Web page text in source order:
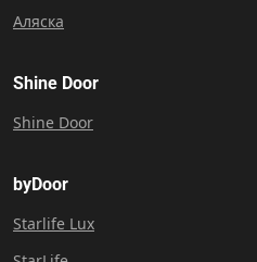
Аляска
Shine Door
Shine Door
byDoor
Starlife Lux